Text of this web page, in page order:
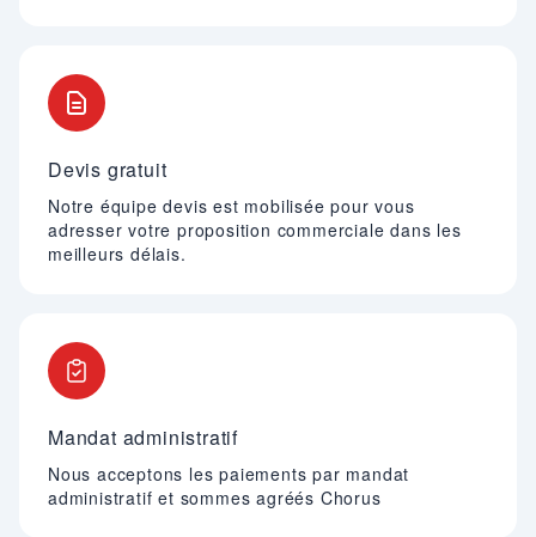
Devis gratuit
Notre équipe devis est mobilisée pour vous
adresser votre proposition commerciale dans les
meilleurs délais.
Mandat administratif
Nous acceptons les paiements par mandat
administratif et sommes agréés Chorus